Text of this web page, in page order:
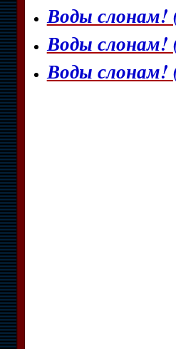
Воды слонам!
Воды слонам!
Воды слонам!